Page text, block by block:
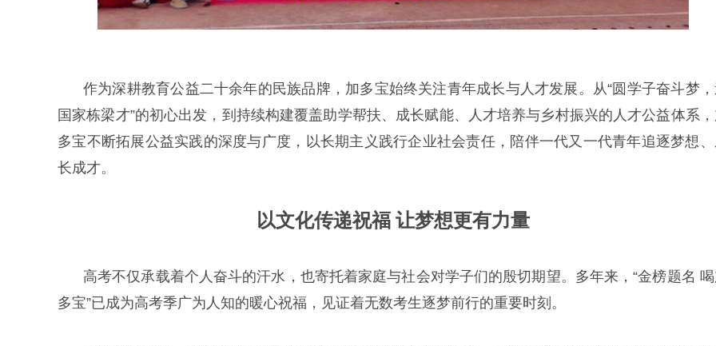
作为深耕教育公益二十余年的民族品牌，加多宝始终关注青年成长与人才发展。从“圆学子奋斗梦
国家栋梁才”的初心出发，到持续构建覆盖助学帮扶、成长赋能、人才培养与乡村振兴的人才公益体系
多宝不断拓展公益实践的深度与广度，以长期主义践行企业社会责任，陪伴一代又一代青年追逐梦想
长成才。
以文化传递祝福 让梦想更有力量
高考不仅承载着个人奋斗的汗水，也寄托着家庭与社会对学子们的殷切期望。多年来，“金榜题名
多宝”已成为高考季广为人知的暖心祝福，见证着无数考生逐梦前行的重要时刻。